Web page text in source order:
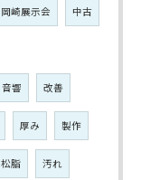
岡崎展示会 中古
音響 改善
厚み 製作
松脂 汚れ